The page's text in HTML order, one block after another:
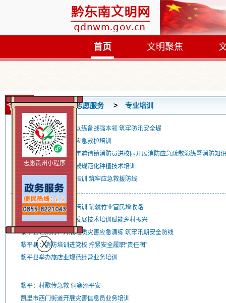
首页 文明聚焦
首页 志愿服务 专业培训
凯里市洗马河街道：以练备战强本领 筑牢防汛安全堤
凯里开展校园防溺水应急救护培训
从江县下江镇中心小学邀请镇消防员进校园开展消防应急疏散演练暨消防知
凯里市新堡村开展辣椒规范化种植技术培训
凯里：保安人员救护培训 筑牢应急救援防线
黎平：楠竹低改提质培训 铺就竹业富民增收路
镇远县举办肉牛产业发展技术培训赋能乡村振兴
黎平县乜洞村：开展地质灾害应急演练 筑牢汛期安全防线
黎平县：消防培训进党校 拧紧安全履职“责任阀”
黎平县举办旅店业规范经营业务培训
黎平：村歌传急救 侗寨添平安
凯里市西门街道开展灾害信息员业务培训
志愿贵州小程序